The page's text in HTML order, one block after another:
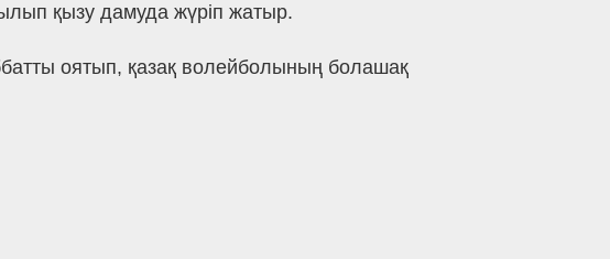
қызу дамуда жүріп жатыр.
оятып, қазақ волейболының болашақ